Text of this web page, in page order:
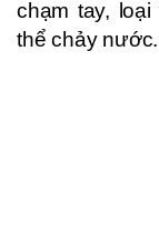
chạm tay,
thể chảy nước.